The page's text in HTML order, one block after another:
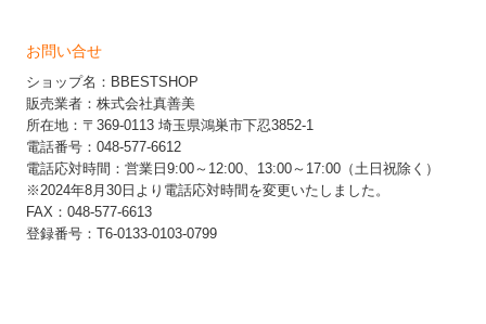
お問い合せ
ショップ名：BBESTSHOP
販売業者：株式会社真善美
所在地：〒369-0113 埼玉県鴻巣市下忍3852-1
電話番号：048-577-6612
電話応対時間：営業日9:00～12:00、13:00～17:00（土日祝除く）
※2024年8月30日より電話応対時間を変更いたしました。
FAX：048-577-6613
登録番号：T6-0133-0103-0799